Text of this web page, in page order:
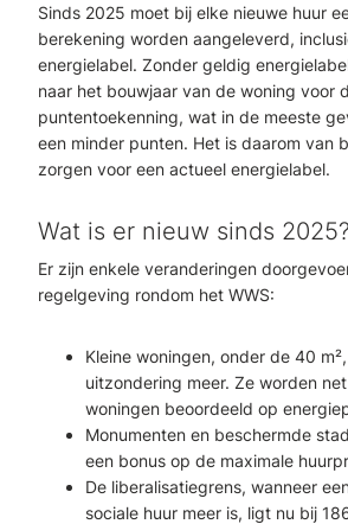
Sinds 2025 moet bij elke nieuwe huur
berekening worden aangeleverd,
energielabel. Zonder geldig
naar het bouwjaar van de woning voor
puntentoekenning, wat in de meeste
een minder punten. Het is daarom van
zorgen voor een actueel energielabel.
Wat is er nieuw sinds 2025?
Er zijn enkele veranderingen
regelgeving rondom het WWS:
Kleine woningen, onder de 40
uitzondering meer. Ze worden
woningen beoordeeld op
Monumenten en beschermde
een bonus op de maximale
De liberalisatiegrens, wanneer
sociale huur meer is, ligt nu bij